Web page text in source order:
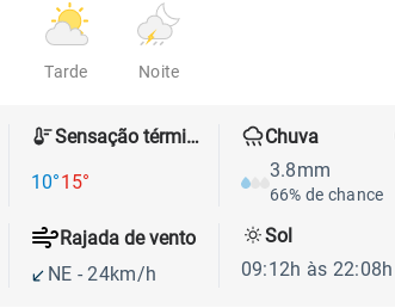
Tarde Noite
Sensação térmica
10°15°
Chuva
3.8mm
66% de chance
Rajada de vento
NE - 24km/h
Sol
09:12h às 22:08h